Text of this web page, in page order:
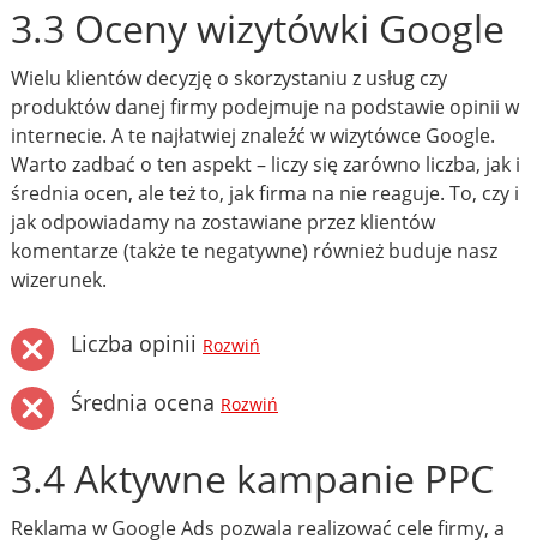
3.3 Oceny wizytówki Google
Wielu klientów decyzję o skorzystaniu z usług czy
produktów danej firmy podejmuje na podstawie opinii w
internecie. A te najłatwiej znaleźć w wizytówce Google.
Warto zadbać o ten aspekt – liczy się zarówno liczba, jak i
średnia ocen, ale też to, jak firma na nie reaguje. To, czy i
jak odpowiadamy na zostawiane przez klientów
komentarze (także te negatywne) również buduje nasz
wizerunek.
Liczba opinii Rozwiń
Średnia ocena Rozwiń
3.4 Aktywne kampanie PPC
Reklama w Google Ads pozwala realizować cele firmy, a